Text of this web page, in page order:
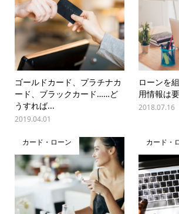
ゴールドカード、プラチナカ
ード、ブラックカード……ど
うすれば...
2019.04.01
ローンを
用情報は
2018.07.16
カード・ローン カード・